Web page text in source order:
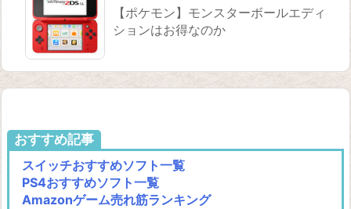
【ポケモン】モンスターボールエディ
ションはお得なのか
おすすめ記事
スイッチおすすめソフト一覧
PS4おすすめソフト一覧
Amazonゲーム売れ筋ランキング